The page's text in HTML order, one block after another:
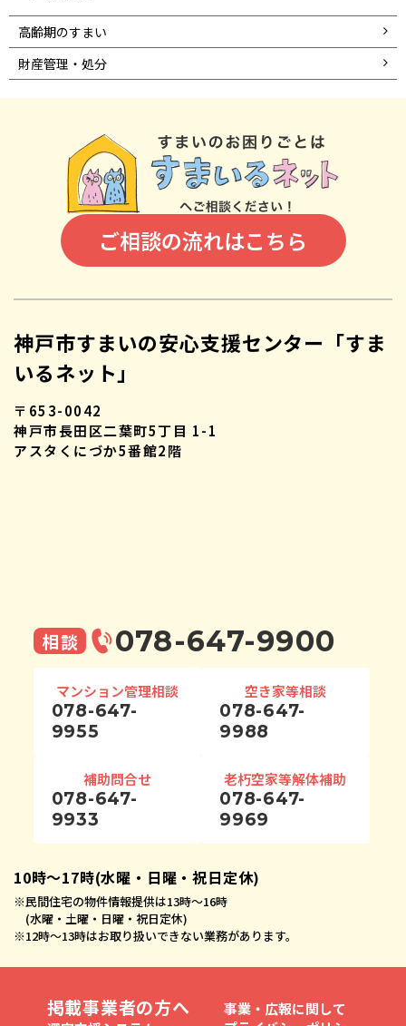
高齢期のすまい
財産管理・処分
ご相談の流れはこちら
神戸市すまいの安心支援センター「すま
いるネット」
〒653-0042
神戸市長田区二葉町5丁目 1-1
アスタくにづか5番館2階
相談 078-647-9900
マンション管理相談
078-647-
9955
空き家等相談
078-647-
9988
補助問合せ
078-647-
9933
老朽空家等解体補助
078-647-
9969
10時〜17時(水曜・日曜・祝日定休)
※民間住宅の物件情報提供は13時〜16時
(水曜・土曜・日曜・祝日定休)
※12時〜13時はお取り扱いできない業務があります。
掲載事業者の方へ
事業・広報に関して